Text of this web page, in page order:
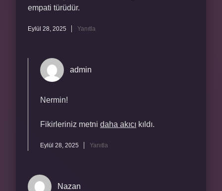
empati türüdür.
Eylül 28, 2025 Yanıtla
admin
Nermin!
Fikirleriniz metni daha akıcı kıldı.
Eylül 28, 2025 Yanıtla
Nazan